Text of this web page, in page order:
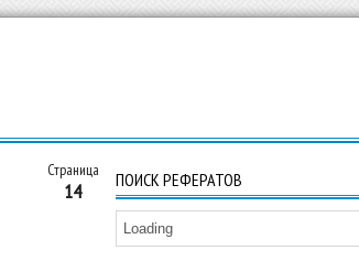
Страница
14 ПОИСК РЕФЕРАТОВ
Loading